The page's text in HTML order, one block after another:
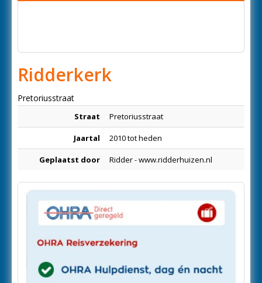
Ridderkerk
Pretoriusstraat
Straat Pretoriusstraat
Jaartal 2010 tot heden
Geplaatst door Ridder - www.ridderhuizen.nl